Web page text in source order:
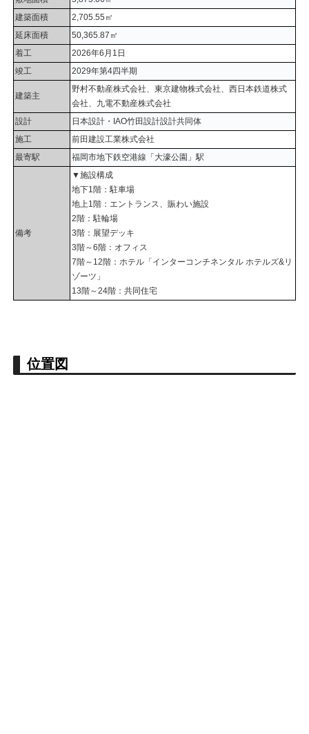
建築面積
2,705.55㎡
延床面積
50,365.87㎡
着工
2026年6月1日
竣工
2029年第4四半期
建築主
野村不動産株式会社、東京建物株式会社、西日本鉄道株式
会社、九電不動産株式会社
設計
日本設計・IAO竹田設計設計共同体
施工
前田建設工業株式会社
最寄駅
福岡市地下鉄空港線「大濠公園」駅
備考
▼施設構成
地下1階：駐車場
地上1階：エントランス、賑わい施設
2階：駐輪場
3階：展望デッキ
3階～6階：オフィス
7階～12階：ホテル「インターコンチネンタル ホテルズ&リ
ゾーツ」
13階～24階：共同住宅
位置図